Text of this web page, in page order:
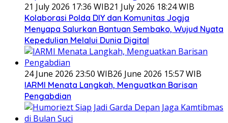
21 July 2026 17:36 WIB21 July 2026 18:24 WIB
Kolaborasi Polda DIY dan Komunitas Jogja
Menyapa Salurkan Bantuan Sembako, Wujud Nyata
Kepedulian Melalui Dunia Digital
24 June 2026 23:50 WIB26 June 2026 15:57 WIB
IARMI Menata Langkah, Menguatkan Barisan
Pengabdian